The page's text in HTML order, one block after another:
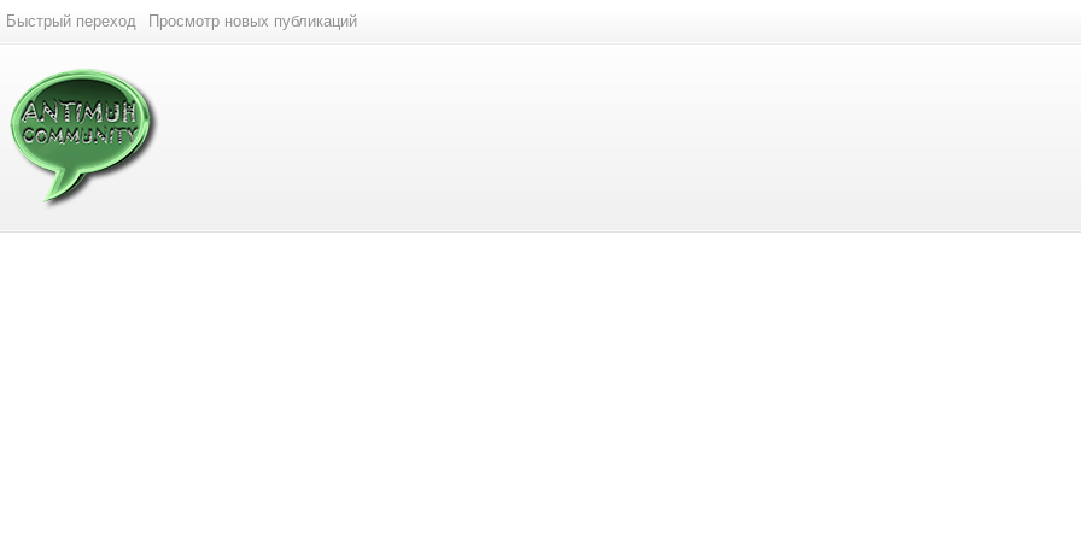
Быстрый переход Просмотр новых публикаций